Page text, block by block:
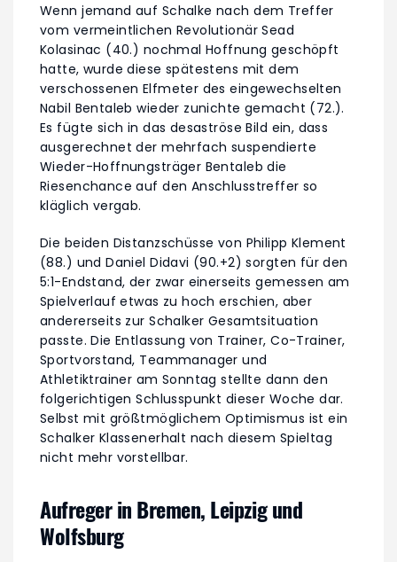
Wenn jemand auf Schalke nach dem Treffer
vom vermeintlichen Revolutionär Sead
Kolasinac (40.) nochmal Hoffnung geschöpft
hatte, wurde diese spätestens mit dem
verschossenen Elfmeter des eingewechselten
Nabil Bentaleb wieder zunichte gemacht (72.).
Es fügte sich in das desaströse Bild ein, dass
ausgerechnet der mehrfach suspendierte
Wieder-Hoffnungsträger Bentaleb die
Riesenchance auf den Anschlusstreffer so
kläglich vergab.
Die beiden Distanzschüsse von Philipp Klement
(88.) und Daniel Didavi (90.+2) sorgten für den
5:1-Endstand, der zwar einerseits gemessen am
Spielverlauf etwas zu hoch erschien, aber
andererseits zur Schalker Gesamtsituation
passte. Die Entlassung von Trainer, Co-Trainer,
Sportvorstand, Teammanager und
Athletiktrainer am Sonntag stellte dann den
folgerichtigen Schlusspunkt dieser Woche dar.
Selbst mit größtmöglichem Optimismus ist ein
Schalker Klassenerhalt nach diesem Spieltag
nicht mehr vorstellbar.
Aufreger in Bremen, Leipzig und
Wolfsburg